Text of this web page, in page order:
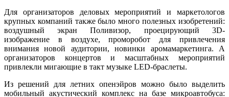
Для организаторов деловых мероприятий и маркетологов
крупных компаний также было много полезных изобретений:
воздушный экран Поливизор, проецирующий 3D-
изображение в воздухе, проморобот для привлечения
внимания новой аудитории, новинки аромамаркетинга. А
организаторов концертов и масштабных мероприятий
привлекли мигающие в такт музыке LED-браслеты.
Из решений для летних опенэйров можно было выделить
мобильный акустический комплекс на базе микроавтобуса: